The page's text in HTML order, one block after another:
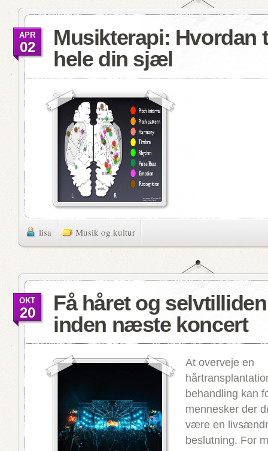
Musikterapi: Hvordan
hele din sjæl
APR
02
lisa Musik og kultur
Få håret og
inden næste koncert
OKT
20
At overveje en
behandling kan
mennesker der
være en
beslutning. For